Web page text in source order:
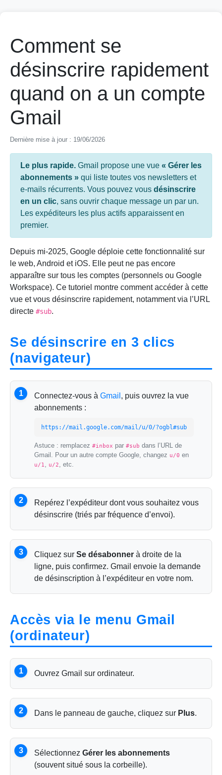
Comment se
désinscrire rapidement
quand on a un compte
Gmail
Dernière mise à jour : 19/06/2026
Le plus rapide. Gmail propose une vue « Gérer les
abonnements » qui liste toutes vos newsletters et
e-mails récurrents. Vous pouvez vous désinscrire
en un clic, sans ouvrir chaque message un par un.
Les expéditeurs les plus actifs apparaissent en
premier.
Depuis mi-2025, Google déploie cette fonctionnalité sur
le web, Android et iOS. Elle peut ne pas encore
apparaître sur tous les comptes (personnels ou Google
Workspace). Ce tutoriel montre comment accéder à cette
vue et vous désinscrire rapidement, notamment via l’URL
directe #sub.
Se désinscrire en 3 clics
(navigateur)
1 Connectez-vous à Gmail , puis ouvrez la vue
abonnements :
https://mail.google.com/mail/u/0/?ogbl#sub
Astuce : remplacez #inbox par #sub dans l’URL de
Gmail. Pour un autre compte Google, changez u/0 en
u/1, u/2, etc.
2
Repérez l’expéditeur dont vous souhaitez vous
désinscrire (triés par fréquence d’envoi).
3 Cliquez sur Se désabonner à droite de la
ligne, puis confirmez. Gmail envoie la demande
de désinscription à l’expéditeur en votre nom.
Accès via le menu Gmail
(ordinateur)
1 Ouvrez Gmail sur ordinateur.
2 Dans le panneau de gauche, cliquez sur Plus.
3 Sélectionnez Gérer les abonnements
(souvent situé sous la corbeille).